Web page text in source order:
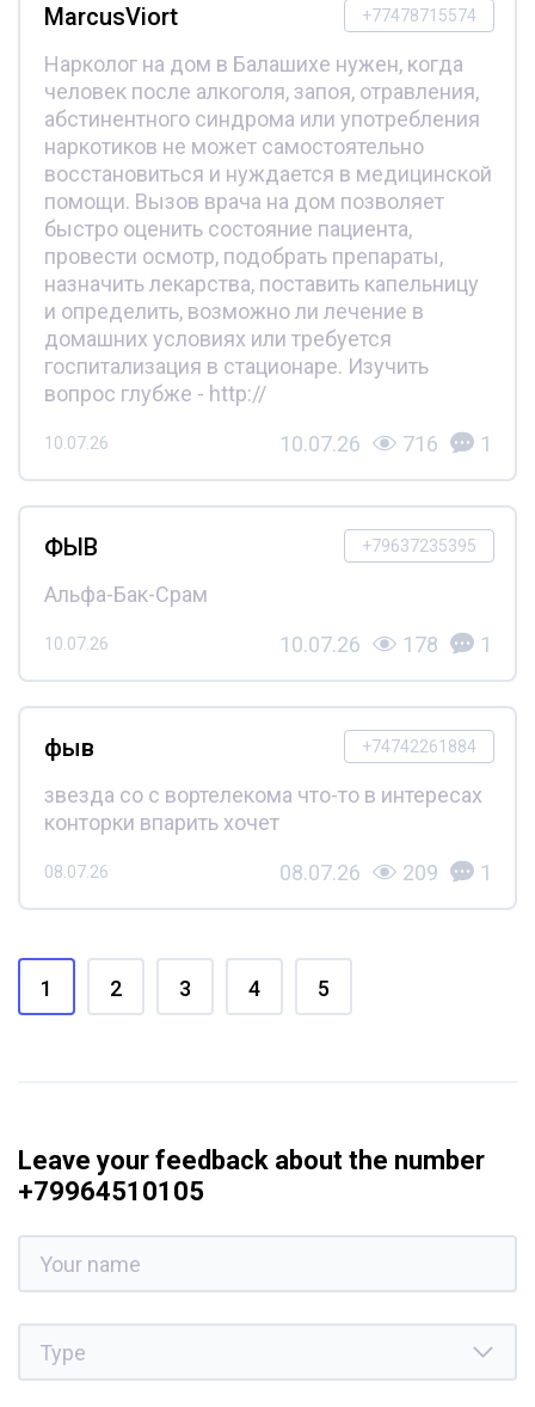
+77478715574
MarcusViort
Нарколог на дом в Балашихе нужен, когда
человек после алкоголя, запоя, отравления,
абстинентного синдрома или употребления
наркотиков не может самостоятельно
восстановиться и нуждается в медицинской
помощи. Вызов врача на дом позволяет
быстро оценить состояние пациента,
провести осмотр, подобрать препараты,
назначить лекарства, поставить капельницу
и определить, возможно ли лечение в
домашних условиях или требуется
госпитализация в стационаре. Изучить
вопрос глубже - http://
10.07.26 10.07.26 716 1
+79637235395
ФЫВ
Альфа-Бак-Срам
10.07.26 10.07.26 178 1
+74742261884
фыв
звезда со с вортелекома что-то в интересах
конторки впарить хочет
08.07.26 08.07.26 209 1
1 2 3 4 5
Leave your feedback about the number
+79964510105